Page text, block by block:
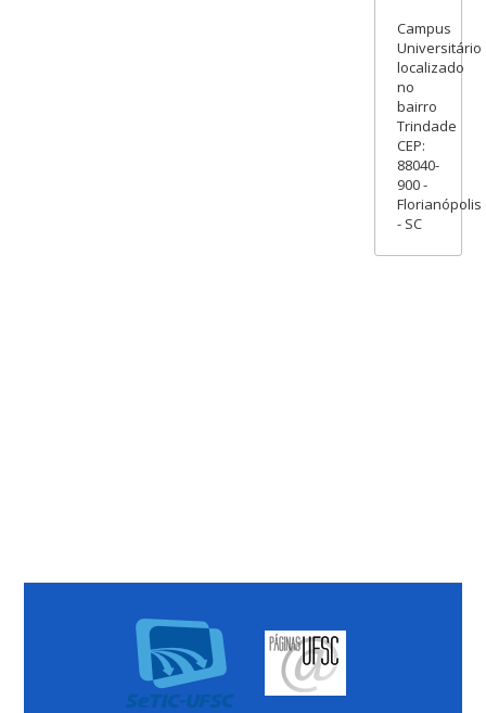
Campus
Universitário
localizado
no
bairro
Trindade
CEP:
88040-
900 -
Florianópolis
- SC